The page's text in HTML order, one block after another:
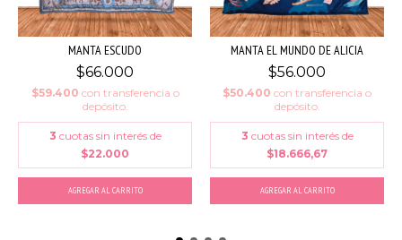
MANTA ESCUDO
$66.000
$59.400 con transferencia o
depósito.
3 cuotas sin interés de
$22.000
MANTA EL MUNDO DE ALICIA
$56.000
$50.400 con transferencia o
depósito.
3 cuotas sin interés de
$18.666,67